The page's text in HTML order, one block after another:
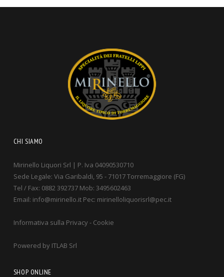
CHI SIAMO
Mirinello Liquori Srl | P. Iva 04090530710
Sede Legale: Via Garibaldi, 95 - 71017 Torremaggiore (FG)
Tel / Fax: 0882 392737 Mob: 3495602463
Email: info@mirinello.it Pec: mirinelloliquorisrl@pec.it
Informativa sulla Privacy- Cookie
Powered by ITLAB Srl
SHOP ONLINE